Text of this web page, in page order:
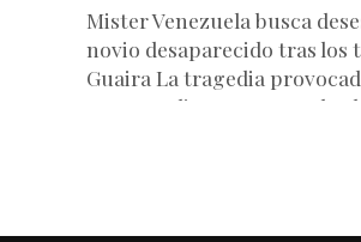
Mister Venezuela busca
novio desaparecido tras los
Guaira La tragedia
que sacudieron Venezuela el